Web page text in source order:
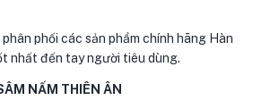
phối các sản phẩm chính hãng Hàn
nhất đến tay người tiêu dùng.
NẤM THIÊN ÂN